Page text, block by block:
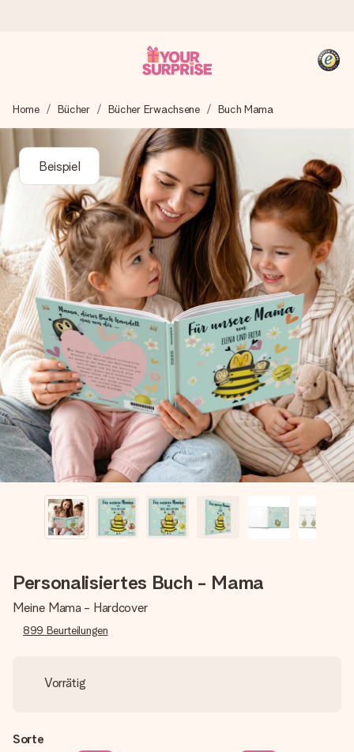
Wir bereiten dein Geschenk sorgfältig vor und schicken es
blitzschnell – damit du es genau zum richtigen Zeitpunkt
überreichen kannst, wenn es am meisten zählt.
4,8 (basierend auf +15.000 Bewertungen)
Unsere Geschenke begeistern. Kunden bewerten uns mit
4,8 bei Google Reviews (Gesamtergebnis aller Länder, in
die wir versenden).
+49 39292 929695
Montag - Freitag : 8:30 - 17:00 Uhr
Samstag - Sonntag : 8:30 - 13:00 Uhr
Home Bücher Bücher Erwachsene Buch Mama
Beispiel
Personalisiertes Buch - Mama
Meine Mama - Hardcover
899 Beurteilungen
Vorrätig
Sorte